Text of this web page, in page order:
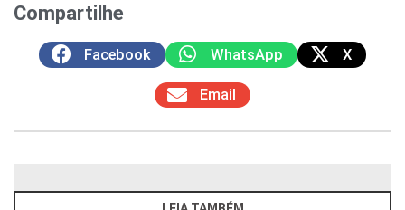
Compartilhe
Facebook WhatsApp X
Email